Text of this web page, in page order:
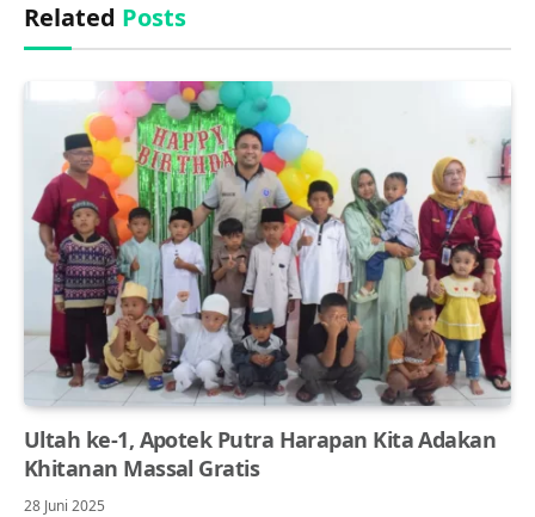
Related Posts
Ultah ke-1, Apotek Putra Harapan Kita Adakan
Khitanan Massal Gratis
28 Juni 2025